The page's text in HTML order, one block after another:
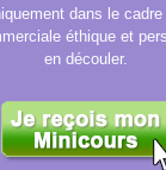
dans le
éthique et
en découler.